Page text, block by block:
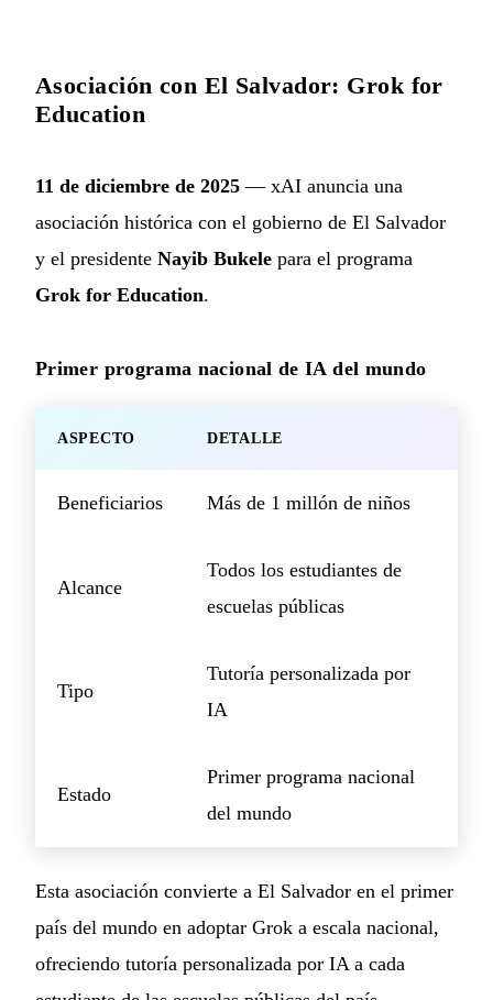
Asociación con El Salvador: Grok for
Education
11 de diciembre de 2025 — xAI anuncia una
asociación histórica con el gobierno de El Salvador
y el presidente Nayib Bukele para el programa
Grok for Education.
Primer programa nacional de IA del mundo
ASPECTO DETALLE
Beneficiarios Más de 1 millón de niños
Alcance
Todos los estudiantes de
escuelas públicas
Tipo
Tutoría personalizada por
IA
Estado
Primer programa nacional
del mundo
Esta asociación convierte a El Salvador en el primer
país del mundo en adoptar Grok a escala nacional,
ofreciendo tutoría personalizada por IA a cada